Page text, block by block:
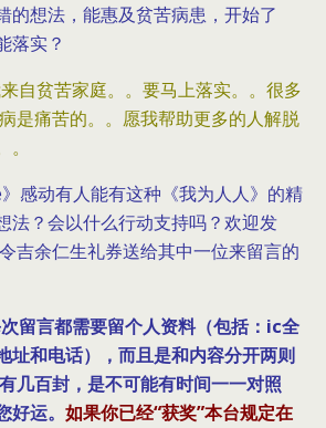
的想法，能惠及贫苦病患，开始了
落实？
自贫苦家庭。。要马上落实。。很多
是痛苦的。。愿我帮助更多的人解脱
感动有人能有这种《我为人人》的精
法？会以什么行动支持吗？欢迎发
吉余仁生礼券送给其中一位来留言的
留言都需要留个人资料（包括：ic全
址和电话），而且是和内容分开两则
几百封，是不可能有时间一一对照
运。 如果你已经“获奖”本台规定在